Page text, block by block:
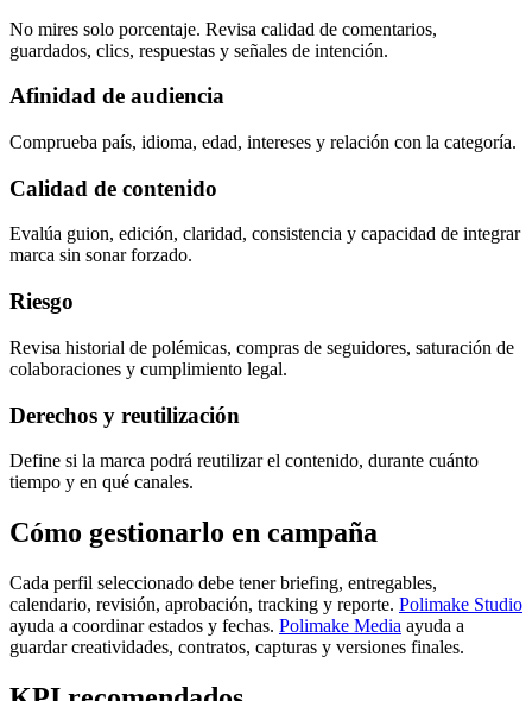
No mires solo porcentaje. Revisa calidad de comentarios,
guardados, clics, respuestas y señales de intención.
Afinidad de audiencia
Comprueba país, idioma, edad, intereses y relación con la categoría.
Calidad de contenido
Evalúa guion, edición, claridad, consistencia y capacidad de integrar
marca sin sonar forzado.
Riesgo
Revisa historial de polémicas, compras de seguidores, saturación de
colaboraciones y cumplimiento legal.
Derechos y reutilización
Define si la marca podrá reutilizar el contenido, durante cuánto
tiempo y en qué canales.
Cómo gestionarlo en campaña
Cada perfil seleccionado debe tener briefing, entregables,
calendario, revisión, aprobación, tracking y reporte. Polimake Studio
ayuda a coordinar estados y fechas. Polimake Media ayuda a
guardar creatividades, contratos, capturas y versiones finales.